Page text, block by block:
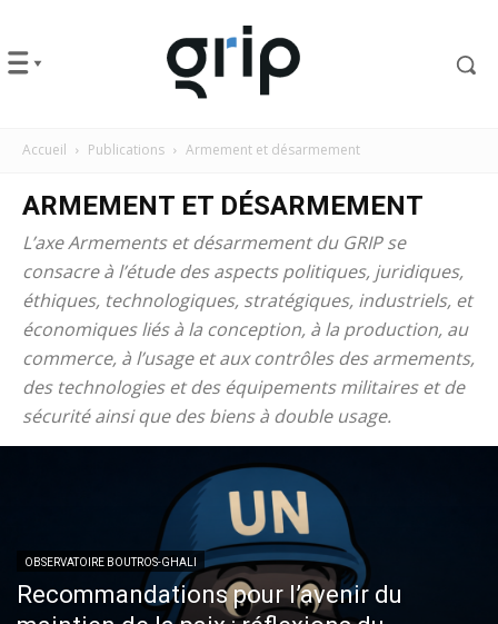
Accueil Publications Armement et désarmement
ARMEMENT ET DÉSARMEMENT
L’axeArmements et désarmementdu GRIP se
consacre à l’étude des aspects politiques, juridiques,
éthiques, technologiques, stratégiques, industriels, et
économiques liés à la conception, à la production, au
commerce, à l’usage et aux contrôles des armements,
des technologies et des équipements militaires et de
sécurité ainsi que des biens à double usage.
OBSERVATOIRE BOUTROS-GHALI
Recommandations pour l’avenir du